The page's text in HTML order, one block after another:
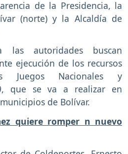
de la Presidencia, la
(norte) y la Alcaldía de
las autoridades buscan
ejecución de los recursos
Juegos Nacionales y
que se va a realizar en
de Bolívar.
quiere romper n nuevo